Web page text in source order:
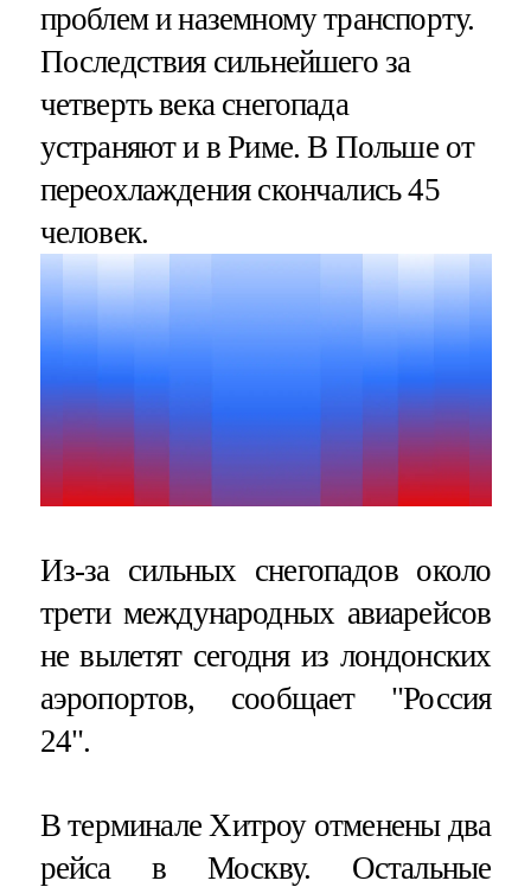
проблем и наземному транспорту.
Последствия сильнейшего за
четверть века снегопада
устраняют и в Риме. В Польше от
переохлаждения скончались 45
человек.
Из-за сильных снегопадов около
трети международных авиарейсов
не вылетят сегодня из лондонских
аэропортов, сообщает "Россия
24".
В терминале Хитроу отменены два
рейса в Москву. Остальные